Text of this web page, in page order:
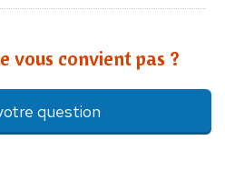
vous convient pas ?
question